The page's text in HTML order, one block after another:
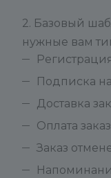
2. Базовый
нужные вам
Подписка
Доставка
Оплата
Заказ